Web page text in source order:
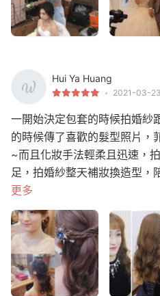
Hui Ya Huang
2021-03-
一開始決定包套的時候拍婚紗
的時候傳了喜歡的髮型照片，
~而且化妝手法輕柔且迅速，
足，拍婚紗整天補妝換造型，
更多